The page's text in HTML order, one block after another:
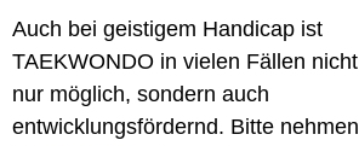
Auch bei geistigem Handicap ist
TAEKWONDO in vielen Fällen nicht
nur möglich, sondern auch
entwicklungsfördernd. Bitte nehmen